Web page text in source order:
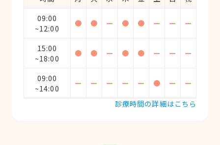
09:00
~12:00
● ● ー ● ● ー ー ー
15:00
~18:00
● ● ー ● ● ー ー ー
09:00
~14:00
ー ー ー ー ー ● ー
ー
診療時間の詳細はこちら